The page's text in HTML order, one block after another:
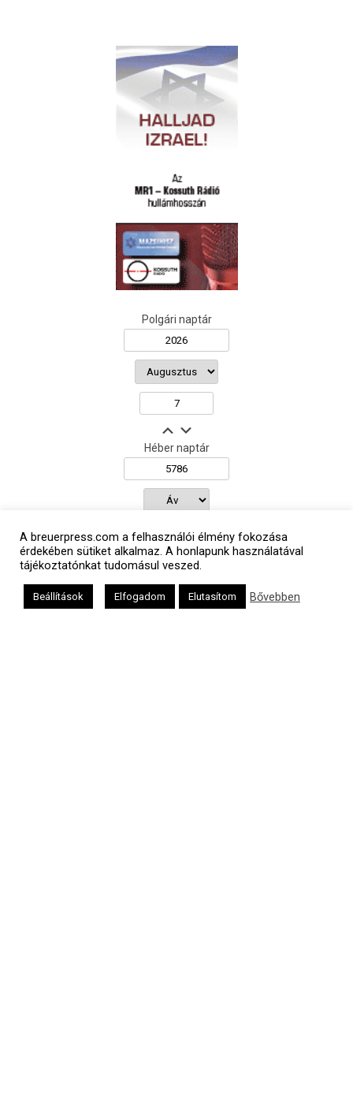
Polgári naptár
Héber naptár
Oldalunkat a Mazsök támogatja
A breuerpress.com a felhasználói élmény fokozása
érdekében sütiket alkalmaz. A honlapunk használatával
tájékoztatónkat tudomásul veszed.
Beállítások Elfogadom Elutasítom Bővebben